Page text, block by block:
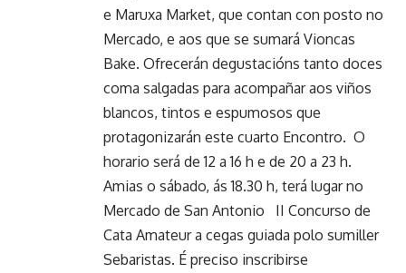
e Maruxa Market, que contan con posto no
Mercado, e aos que se sumará Vioncas
Bake. Ofrecerán degustacións tanto doces
coma salgadas para acompañar aos viños
blancos, tintos e espumosos que
protagonizarán este cuarto Encontro. O
horario será de 12 a 16 h e de 20 a 23 h.
Amias o sábado, ás 18.30 h, terá lugar no
Mercado de San Antonio II Concurso de
Cata Amateur a cegas guiada polo sumiller
Sebaristas. É preciso inscribirse